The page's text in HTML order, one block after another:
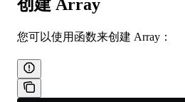
创建 Array
您可以使用函数来创建 Array：